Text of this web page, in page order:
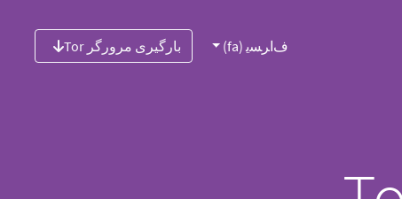
ﻑﺍﺮﺴﯾ (fa) بارگیری مرورگر Tor